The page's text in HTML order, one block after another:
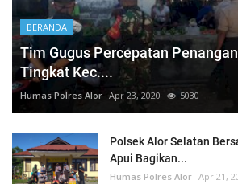
BERANDA
Tim Gugus Percepatan
Tingkat Kec....
Humas Polres Alor Apr 23, 2020 5030
Polsek Alor Selatan
Apui Bagikan...
Humas Polres Alor Apr 21,